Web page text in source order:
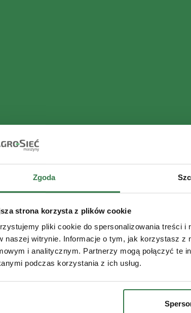
Zgoda
strona korzysta z plików cookie
pliki cookie do spersonalizowania treści i
naszej witrynie. Informacje o tym, jak korzystasz z
i analitycznym. Partnerzy mogą połączyć te
podczas korzystania z ich usług.